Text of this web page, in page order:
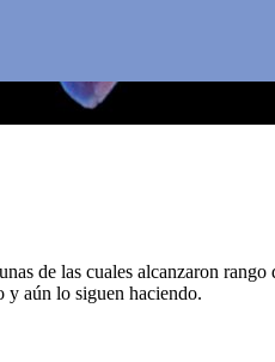
de las cuales alcanzaron
y aún lo siguen haciendo.